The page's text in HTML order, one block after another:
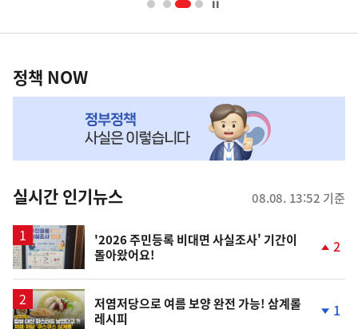
영
책
NOW,
뉴
스
정책 NOW
실시간 인기뉴스 08.08. 13:52 기준
'2026 주민등록 비대면 사실조사' 기간이
돌아왔어요!
2
영
상
저염저당으로 여름 보양 완전 가능! 삼계롤
레시피
1